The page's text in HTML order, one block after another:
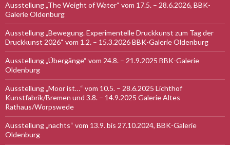
Ausstellung „The Weight of Water“ vom 17.5. – 28.6.2026, BBK-
Galerie Oldenburg
Ausstellung „Bewegung. Experimentelle Druckkunst zum Tag der
Druckkunst 2026“ vom 1.2. – 15.3.2026 BBK-Galerie Oldenburg
Ausstellung „Übergänge“ vom 24.8. – 21.9.2025 BBK-Galerie
Oldenburg
Ausstellung „Moor ist…“ vom 10.5. – 28.6.2025 Lichthof
Kunstfabrik/Bremen und 3.8. – 14.9.2025 Galerie Altes
Rathaus/Worpswede
Ausstellung „nachts“ vom 13.9. bis 27.10.2024, BBK-Galerie
Oldenburg